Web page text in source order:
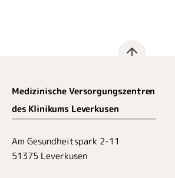
Medizinische Versorgungszentren
des Klinikums Leverkusen
Am Gesundheitspark 2-11
51375 Leverkusen